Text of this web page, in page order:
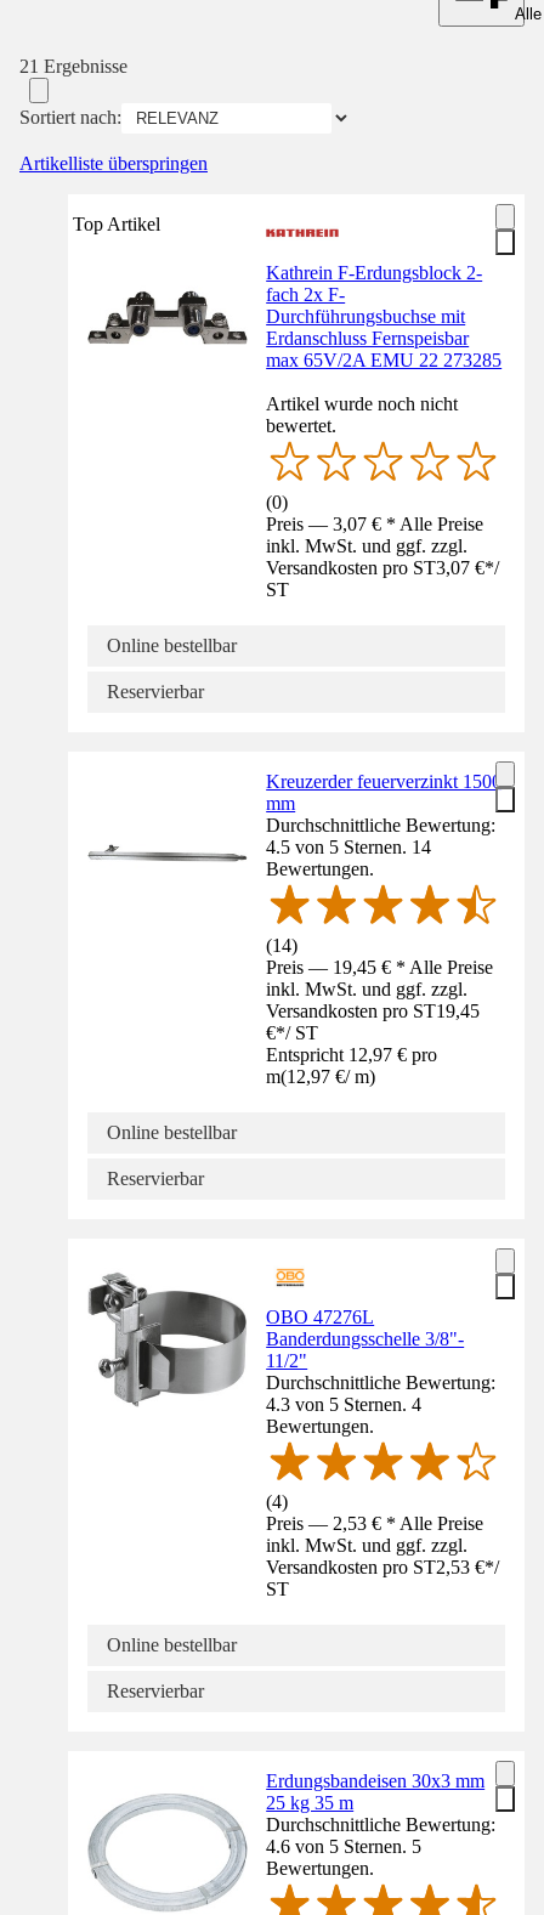
21 Ergebnisse
Sortiert nach:
Artikelliste überspringen
Top Artikel
Kathrein F-Erdungsblock 2-
fach 2x F-
Durchführungsbuchse mit
Erdanschluss Fernspeisbar
max 65V/2A EMU 22 273285
Artikel wurde noch nicht
bewertet.
(0)
Preis — 3,07 € * Alle Preise
inkl. MwSt. und ggf. zzgl.
Versandkosten pro ST3,07 €*/
ST
Online bestellbar
Reservierbar
Kreuzerder feuerverzinkt 1500
mm
Durchschnittliche Bewertung:
4.5 von 5 Sternen. 14
Bewertungen.
(14)
Preis — 19,45 € * Alle Preise
inkl. MwSt. und ggf. zzgl.
Versandkosten pro ST19,45
€*/ ST
Entspricht 12,97 € pro
m(12,97 €/ m)
Online bestellbar
Reservierbar
OBO 47276L
Banderdungsschelle 3/8"-
11/2"
Durchschnittliche Bewertung:
4.3 von 5 Sternen. 4
Bewertungen.
(4)
Preis — 2,53 € * Alle Preise
inkl. MwSt. und ggf. zzgl.
Versandkosten pro ST2,53 €*/
ST
Online bestellbar
Reservierbar
Erdungsbandeisen 30x3 mm
25 kg 35 m
Durchschnittliche Bewertung:
4.6 von 5 Sternen. 5
Bewertungen.